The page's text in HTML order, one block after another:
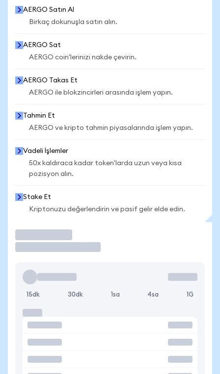
AERGO Satın Al
Birkaç dokunuşla satın alın.
AERGO Sat
AERGO coin'lerinizi nakde çevirin.
AERGO Takas Et
AERGO ile blokzincirleri arasında işlem yapın.
Tahmin Et
AERGO ve kripto tahmin piyasalarında işlem yapın.
Vadeli İşlemler
50x kaldıraca kadar token'larda uzun veya kısa
pozisyon alın.
Stake Et
Kriptonuzu değerlendirin ve pasif gelir elde edin.
15dk 30dk 1sa 4sa 1G